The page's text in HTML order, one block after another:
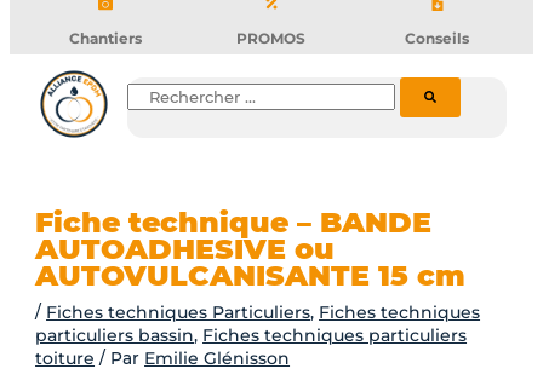
b
o
o
k
-
f
u
b d
n
Chantiers PROMOS Conseils
Rechercher
Fiche technique – BANDE
AUTOADHESIVE ou
AUTOVULCANISANTE 15 cm
/ Fiches techniques Particuliers, Fiches techniques
particuliers bassin, Fiches techniques particuliers
toiture / Par Emilie Glénisson